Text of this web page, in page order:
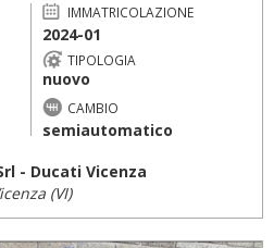
IMMATRICOLAZIONE
2024-01
TIPOLOGIA
nuovo
CAMBIO
semiautomatico
- Ducati Vicenza
(VI)